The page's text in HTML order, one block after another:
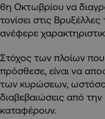
6η Οκτωβρίου να
τονίσει στις
ανέφερε
Στόχος των πλοίων
πρόσθεσε, είναι να
των κυρώσεων, ωστόσο
διαβεβαιώσεις από
καταφέρουν.